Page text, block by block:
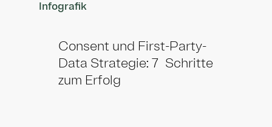
Infografik
Consent und First-Party-
Data Strategie: 7 Schritte
zum Erfolg